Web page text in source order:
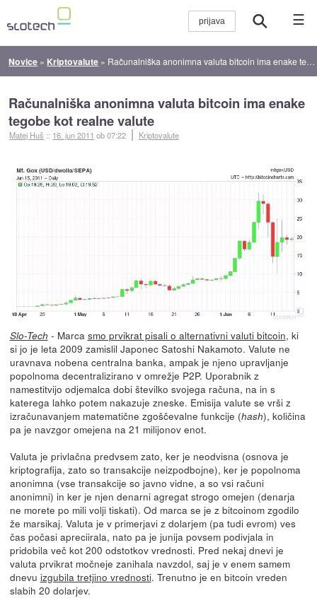
☰
Novice » Kriptovalute » Računalniška anonimna valuta bitcoin ima enake tegobe kot realne valute
Računalniška anonimna valuta bitcoin ima enake
tegobe kot realne valute
Matej Huš :: 16. jun 2011 ob 07:22 Kriptovalute
Slo-Tech - Marca smo prvikrat pisali o alternativni valuti bitcoin, ki
si jo je leta 2009 zamislil Japonec Satoshi Nakamoto. Valute ne
uravnava nobena centralna banka, ampak je njeno upravljanje
popolnoma decentralizirano v omrežje P2P. Uporabnik z
namestitvijo odjemalca dobi številko svojega računa, na in s
katerega lahko potem nakazuje zneske. Emisija valute se vrši z
izračunavanjem matematične zgoščevalne funkcije (hash), količina
pa je navzgor omejena na 21 milijonov enot.
Valuta je privlačna predvsem zato, ker je neodvisna (osnova je
kriptografija, zato so transakcije neizpodbojne), ker je popolnoma
anonimna (vse transakcije so javno vidne, a so vsi računi
anonimni) in ker je njen denarni agregat strogo omejen (denarja
ne morete po mili volji tiskati). Od marca se je z bitcoinom zgodilo
že marsikaj. Valuta je v primerjavi z dolarjem (pa tudi evrom) ves
čas počasi apreciirala, nato pa je junija povsem podivjala in
pridobila več kot 200 odstotkov vrednosti. Pred nekaj dnevi je
valuta prvikrat močneje zanihala navzdol, saj je v enem samem
dnevu izgubila tretjino vrednosti. Trenutno je en bitcoin vreden
slabih 20 dolarjev.